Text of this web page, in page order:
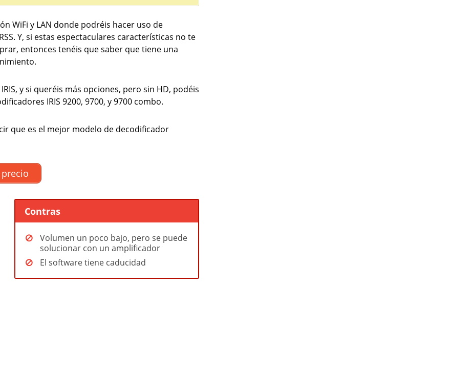
WiFi y LAN donde podréis hacer uso de
Y, si estas espectaculares características no te
entonces tenéis que saber que tiene una
y si queréis más opciones, pero sin HD, podéis
IRIS 9200, 9700, y 9700 combo.
que es el mejor modelo de decodificador
Contras
Volumen un poco bajo, pero se puede
solucionar con un amplificador
El software tiene caducidad